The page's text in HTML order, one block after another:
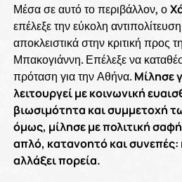
Μέσα σε αυτό το περιβάλλον, ο
επέλεξε την εύκολη
αποκλειστικά στην κριτική προς
Μπακογιάννη. Επέλεξε να
πρόταση για την Αθήνα. Μίλησε
λειτουργεί με κοινωνική
βιωσιμότητα και συμμετοχή
όμως, μίλησε με πολιτική
απλό, κατανοητό και
αλλάξει πορεία.